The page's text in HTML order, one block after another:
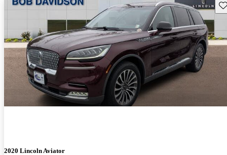
2020 Lincoln Aviator